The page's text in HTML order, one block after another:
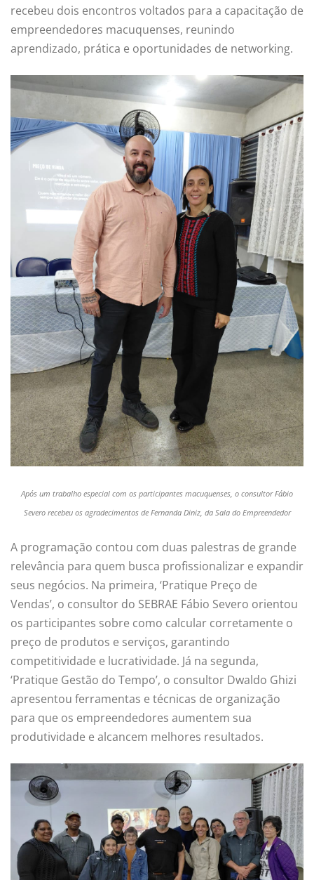
recebeu dois encontros voltados para a capacitação de
empreendedores macuquenses, reunindo
aprendizado, prática e oportunidades de networking.
Após um trabalho especial com os participantes macuquenses, o consultor Fábio
Severo recebeu os agradecimentos de Fernanda Diniz, da Sala do Empreendedor
A programação contou com duas palestras de grande
relevância para quem busca profissionalizar e expandir
seus negócios. Na primeira, ‘Pratique Preço de
Vendas’, o consultor do SEBRAE Fábio Severo orientou
os participantes sobre como calcular corretamente o
preço de produtos e serviços, garantindo
competitividade e lucratividade. Já na segunda,
‘Pratique Gestão do Tempo’, o consultor Dwaldo Ghizi
apresentou ferramentas e técnicas de organização
para que os empreendedores aumentem sua
produtividade e alcancem melhores resultados.